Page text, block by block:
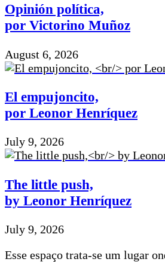
Opinión política,
por Victorino Muñoz
August 6, 2026
El empujoncito,
por Leonor Henríquez
July 9, 2026
The little push,
by Leonor Henríquez
July 9, 2026
Esse espaço trata-se um lugar